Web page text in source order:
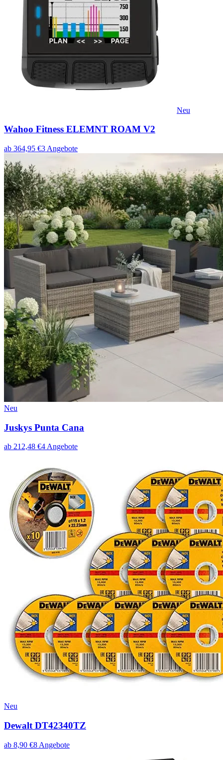
Neu
Wahoo Fitness ELEMNT ROAM V2
ab 364,95 €3 Angebote
Neu
Juskys Punta Cana
ab 212,48 €4 Angebote
Neu
Dewalt DT42340TZ
ab 8,90 €8 Angebote